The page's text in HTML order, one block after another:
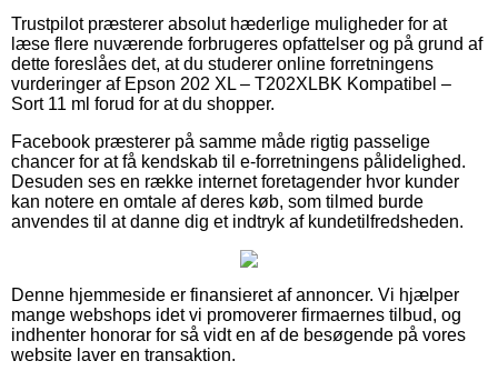
Trustpilot præsterer absolut hæderlige muligheder for at
læse flere nuværende forbrugeres opfattelser og på grund af
dette foreslåes det, at du studerer online forretningens
vurderinger af Epson 202 XL – T202XLBK Kompatibel –
Sort 11 ml forud for at du shopper.
Facebook præsterer på samme måde rigtig passelige
chancer for at få kendskab til e-forretningens pålidelighed.
Desuden ses en række internet foretagender hvor kunder
kan notere en omtale af deres køb, som tilmed burde
anvendes til at danne dig et indtryk af kundetilfredsheden.
Denne hjemmeside er finansieret af annoncer. Vi hjælper
mange webshops idet vi promoverer firmaernes tilbud, og
indhenter honorar for så vidt en af de besøgende på vores
website laver en transaktion.